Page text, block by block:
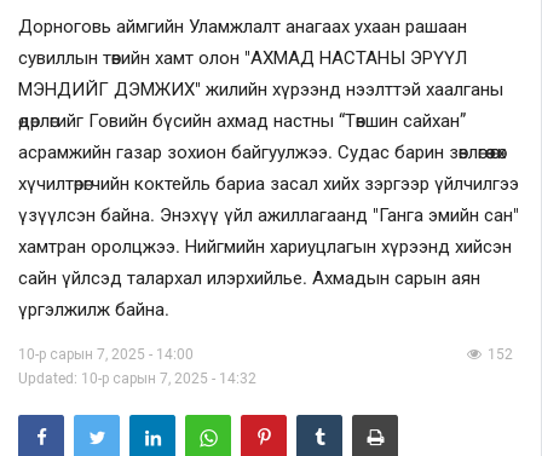
Мэдээ мэдээлэл
Ил тод байдал
Хууль эрх зүй
ХЯНАЛТ ШАЛГАЛТ
Төрийн үйлчилгээ
Шилэн данс
Авлига-110
Дорноговь аймгийн Уламжлалт анагаах ухаан рашаан
сувиллын төвийн хамт олон "АХМАД НАСТАНЫ ЭРҮҮЛ
МЭНДИЙГ ДЭМЖИХ" жилийн хүрээнд нээлттэй хаалганы
өдөрлөгийг Говийн бүсийн ахмад настны “Төвшин сайхан”
асрамжийн газар зохион байгуулжээ. Судас барин зөвлөгөө өгөх
хүчилтөрөгчийн коктейль бариа засал хийх зэргээр үйлчилгээ
үзүүлсэн байна. Энэхүү үйл ажиллагаанд "Ганга эмийн сан"
хамтран оролцжээ. Нийгмийн хариуцлагын хүрээнд хийсэн
сайн үйлсэд талархал илэрхийлье. Ахмадын сарын аян
үргэлжилж байна.
10-р сарын 7, 2025 - 14:00
Updated: 10-р сарын 7, 2025 - 14:32
152